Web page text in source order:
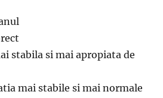
stabila si mai apropiata de
mai stabile si mai normale